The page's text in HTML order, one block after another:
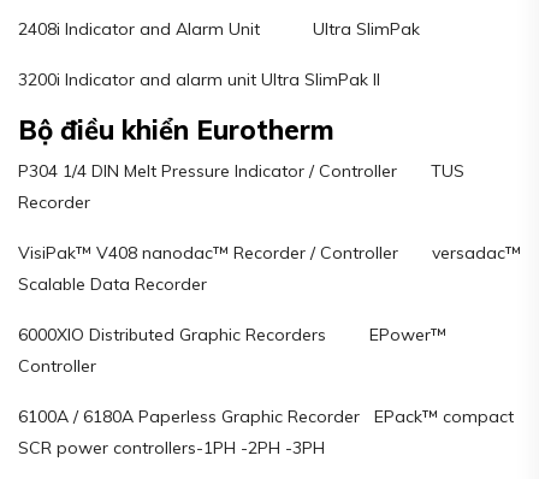
2408i Indicator and Alarm Unit Ultra SlimPak
3200i Indicator and alarm unit Ultra SlimPak II
Bộ điều khiển Eurotherm
P304 1/4 DIN Melt Pressure Indicator / Controller TUS
Recorder
VisiPak™ V408 nanodac™ Recorder / Controller versadac™
Scalable Data Recorder
6000XIO Distributed Graphic Recorders EPower™
Controller
6100A / 6180A Paperless Graphic Recorder EPack™ compact
SCR power controllers-1PH -2PH -3PH